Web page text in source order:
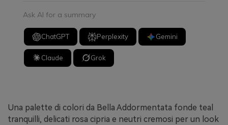
Ask AI for a summary
ChatGPT Perplexity Gemini
Claude Grok
Una palette di colori da Bella Addormentata fonde teal
tranquilli, delicati rosa cipria e neutri cremosi per un look